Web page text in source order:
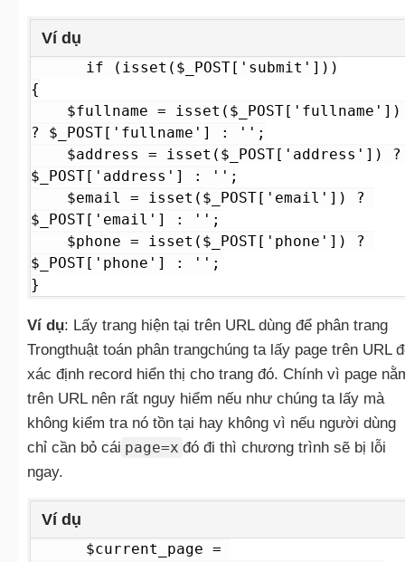
Ví dụ
if (isset($_POST['submit']))
{
? $_POST['fullname'] : '';
$_POST['address'] : '';
$_POST['email'] : '';
$_POST['phone'] : '';
}
Ví dụ: Lấy trang hiện tại trên URL dùng để phân trang
Trongthuật toán phân trangchúng ta lấy page trên URL
xác định record hiển thị cho trang đó. Chính vì page
trên URL nên rất nguy hiểm nếu như chúng ta lấy mà
không kiểm tra nó tồn tại hay không vì nếu người dùng
chỉ cần bỏ cái page=x đó đi thì chương trình sẽ bị lỗi
ngay.
Ví dụ
$current_page =